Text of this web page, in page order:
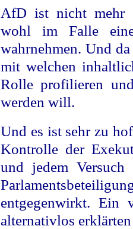
AfD ist nicht mehr
wohl im Falle
wahrnehmen. Und
mit welchen
Rolle profilieren
werden will.
Und es ist sehr zu
Kontrolle der
und jedem Versuch
entgegenwirkt. Ein
alternativlos